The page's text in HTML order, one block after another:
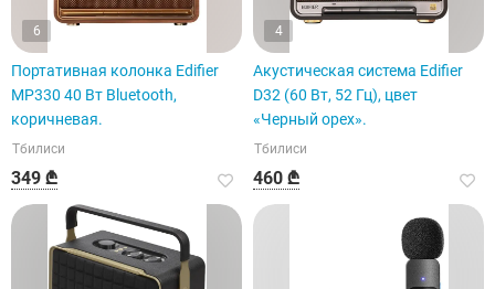
6
Портативная колонка Edifier
MP330 40 Вт Bluetooth,
коричневая.
Тбилиси
349 ₾
4
Акустическая система Edifier
D32 (60 Вт, 52 Гц), цвет
«Черный орех».
Тбилиси
460 ₾